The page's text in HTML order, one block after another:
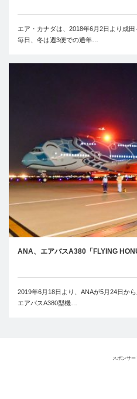
エア・カナダは、2018年6月2日より成
毎日、冬は週3便での通年…
ANA、エアバスA380「FLYING
2019年6月18日より、ANAが5月24日か
エアバスA380型機…
スポンサー